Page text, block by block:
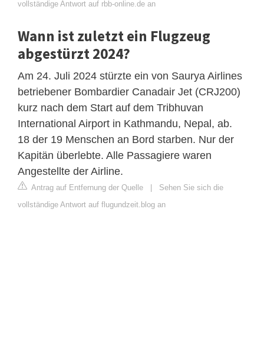
vollständige Antwort auf rbb-online.de an
Wann ist zuletzt ein Flugzeug
abgestürzt 2024?
Am 24. Juli 2024 stürzte ein von Saurya Airlines
betriebener Bombardier Canadair Jet (CRJ200)
kurz nach dem Start auf dem Tribhuvan
International Airport in Kathmandu, Nepal, ab.
18 der 19 Menschen an Bord starben. Nur der
Kapitän überlebte. Alle Passagiere waren
Angestellte der Airline.
Antrag auf Entfernung der Quelle | Sehen Sie sich die
vollständige Antwort auf flugundzeit.blog an